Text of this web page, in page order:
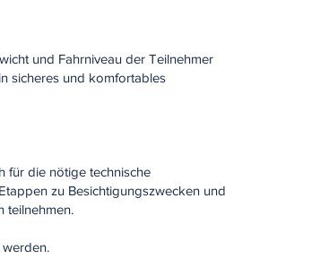
und Fahrniveau der Teilnehmer
sicheres und komfortables
für die nötige technische
zu Besichtigungszwecken und
teilnehmen.